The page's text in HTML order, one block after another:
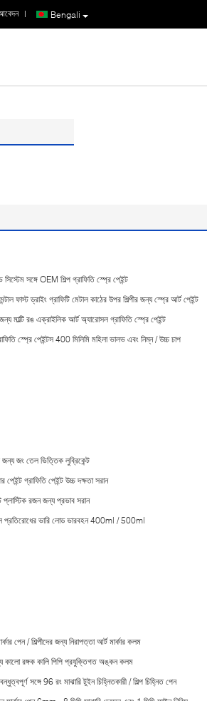
Bengali
|
সঙ্গে OEM শিল্প গ্রাফিতি স্প্রে পেইন্ট
ফাস্ট ড্রাইং গ্রাফিটি মেটাল কাঠের উপর শিল্পীর জন্য স্প্রে আর্ট পেইন্ট
মাল্টি রঙ এক্রাইলিক আর্ট অ্যারোসল গ্রাফিতি স্প্রে পেইন্ট
স্প্রে পেইন্টস 400 মিলিমি মহিলা ভালভ এবং নিম্ন / উচ্চ চাপ
জন্য জং তেল ভিত্তিক লুব্রিকেন্ট
গ্রাফিতি পেইন্ট উচ্চ দক্ষতা সরান
প্লাস্টিক রজন জন্য প্রভাব সরান
প্রতিরোধের ভারি লোড ভারবহন 400ml / 500ml
পেন / শিল্পীদের জন্য নিরাপত্তা আর্ট মার্কার কলম
কালো রঙ্গক কালি পিপি প্রযুক্তিগত অঙ্কন কলম
সঙ্গে 96 রং মাঝারি টুইন চিহ্নিতকারী / শিল্প চিহ্নিত পেন